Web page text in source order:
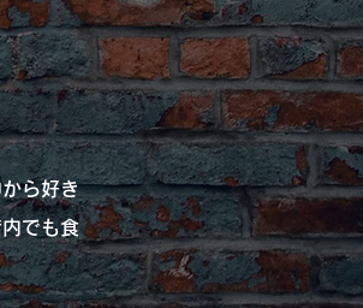
ら好き
でも食